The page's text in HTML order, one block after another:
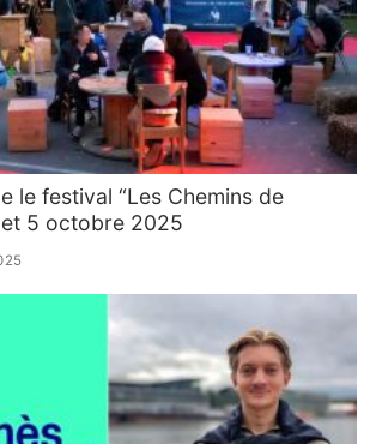
le festival “Les Chemins de
5 octobre 2025